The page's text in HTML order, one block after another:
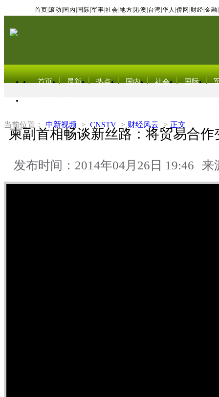
首页 滚动 国内 国际 军事 社会 地方 港澳 台湾 华人 侨网 财经 金融
首页 最新 热点 国内 社会 国际
当前位置： 中新视频 > CNSTV > 财经风云 > 正文
柬副首相畅谈新丝路：将贸易合
发布时间：2014年04月26日 19:46 来